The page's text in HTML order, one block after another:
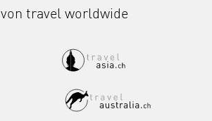
von travel worldwide